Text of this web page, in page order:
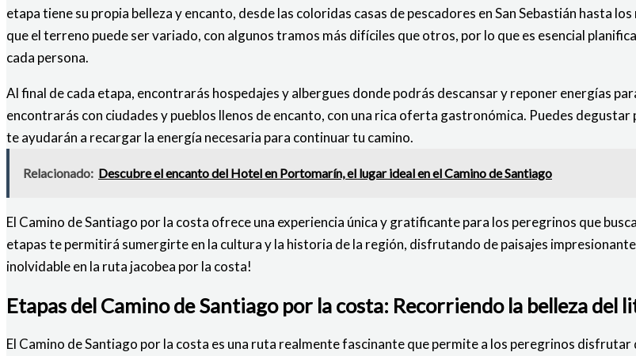
etapa tiene su propia belleza y encanto, desde las coloridas casas de pescadores en San Sebastián hasta
que el terreno puede ser variado, con algunos tramos más difíciles que otros, por lo que es esencial
cada persona.
Al final de cada etapa, encontrarás hospedajes y albergues donde podrás descansar y reponer energías
encontrarás con ciudades y pueblos llenos de encanto, con una rica oferta gastronómica. Puedes
te ayudarán a recargar la energía necesaria para continuar tu camino.
Relacionado: Descubre el encanto del Hotel en Portomarín, el lugar ideal en el Camino de Santiago
El Camino de Santiago por la costa ofrece una experiencia única y gratificante para los peregrinos que
etapas te permitirá sumergirte en la cultura y la historia de la región, disfrutando de paisajes
inolvidable en la ruta jacobea por la costa!
Etapas del Camino de Santiago por la costa: Recorriendo la belleza del
El Camino de Santiago por la costa es una ruta realmente fascinante que permite a los peregrinos